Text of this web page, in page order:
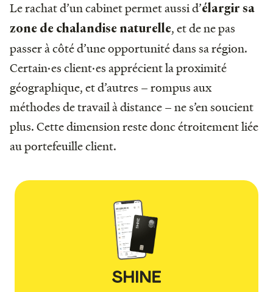
Le rachat d’un cabinet permet aussi d’élargir sa
zone de chalandise naturelle, et de ne pas
passer à côté d’une opportunité dans sa région.
Certain·es client·es apprécient la proximité
géographique, et d’autres – rompus aux
méthodes de travail à distance – ne s’en soucient
plus. Cette dimension reste donc étroitement liée
au portefeuille client.